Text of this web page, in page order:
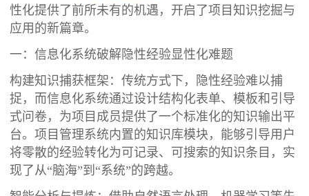
性化提供了前所未有的机遇，开启了项目知识挖掘与
应用的新篇章。
一：信息化系统破解隐性经验显性化难题
构建知识捕获框架：传统方式下，隐性经验难以捕
捉，而信息化系统通过设计结构化表单、模板和引导
式问卷，为项目成员提供了一个标准化的知识输出平
台。项目管理系统内置的知识库模块，能够引导用户
将零散的经验转化为可记录、可搜索的知识条目，实
现了从“脑海”到“系统”的跨越。